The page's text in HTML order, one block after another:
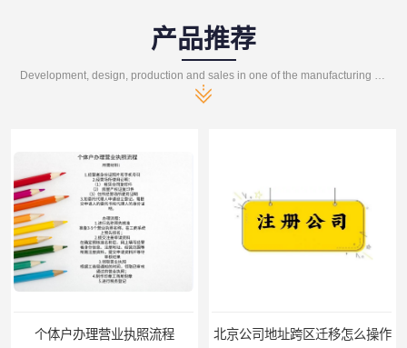
产品推荐
个体户办理营业执照流程 北京公司地址跨区迁移怎么操作